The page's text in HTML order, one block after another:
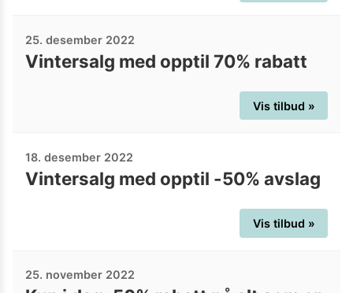
25. desember 2022
Vintersalg med opptil 70% rabatt
Vis tilbud »
18. desember 2022
Vintersalg med opptil -50% avslag
Vis tilbud »
25. november 2022